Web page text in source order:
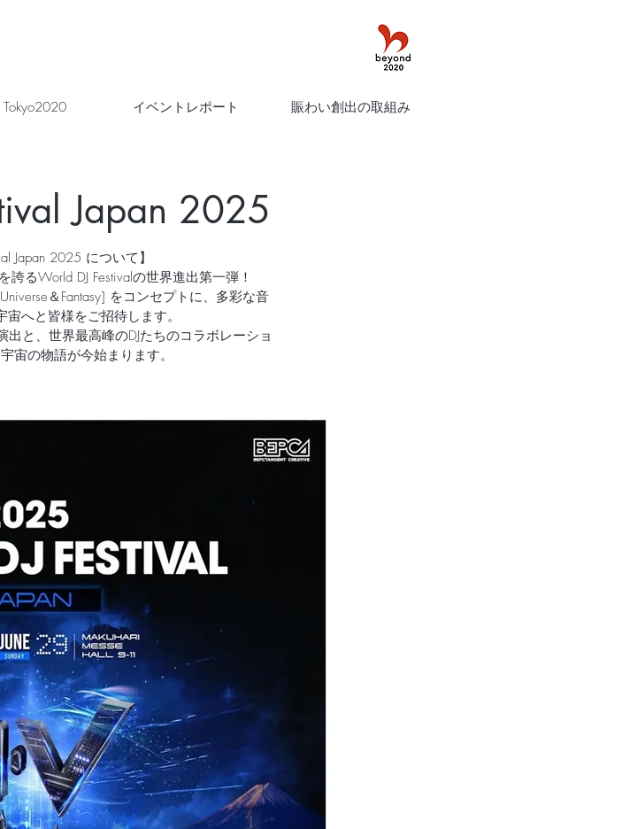
Tokyo2020 イベントレポート 賑わい創出の取組み
Japan 2025
Japan 2025 について】
るWorld DJ Festivalの世界進出第一弾！
＆Fantasy] をコンセプトに、多彩な音
へと皆様をご招待します。
と、世界最高峰のDJたちのコラボレーショ
宙の物語が今始まります。